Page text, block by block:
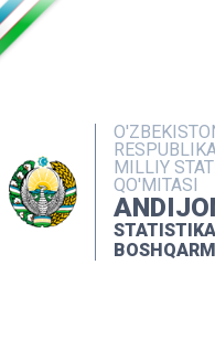
MILLIY
QO'MITASI
STATISTIKA